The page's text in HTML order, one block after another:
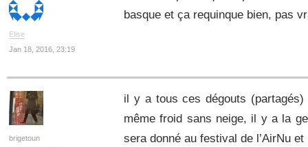
Elise
Jan 18, 2016, 23:19
basque et ça requinque bien, pas
brigetoun
il y a tous ces dégouts
même froid sans neige, il y a la
sera donné au festival de l’AirNu